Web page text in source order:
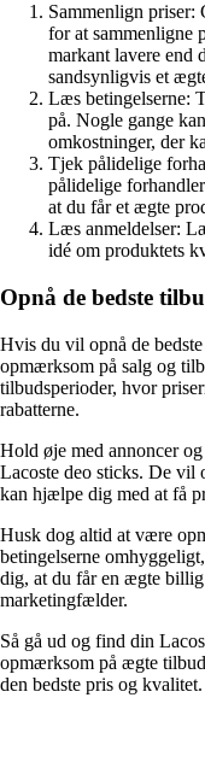
Sammenlign priser:
for at sammenligne
markant lavere end
sandsynligvis et
Læs betingelserne:
på. Nogle gange
omkostninger, der
Tjek pålidelige
pålidelige
at du får et ægte
Læs anmeldelser:
idé om produktets
Opnå de bedste
Hvis du vil opnå de
opmærksom på salg og
tilbudsperioder, hvor
rabatterne.
Hold øje med annoncer
Lacoste deo sticks. De vil
kan hjælpe dig med at få
Husk dog altid at være
betingelserne
dig, at du får en ægte
marketingfælder.
Så gå ud og find din
opmærksom på ægte
den bedste pris og kvalitet.